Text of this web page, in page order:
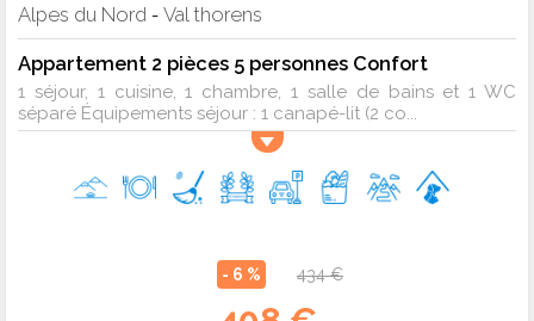
Alpes du Nord - Val thorens
Appartement 2 pièces 5 personnes Confort
1 séjour, 1 cuisine, 1 chambre, 1 salle de bains et 1 WC
séparé Équipements séjour : 1 canapé-lit (2 co...
- 6 % 434 €